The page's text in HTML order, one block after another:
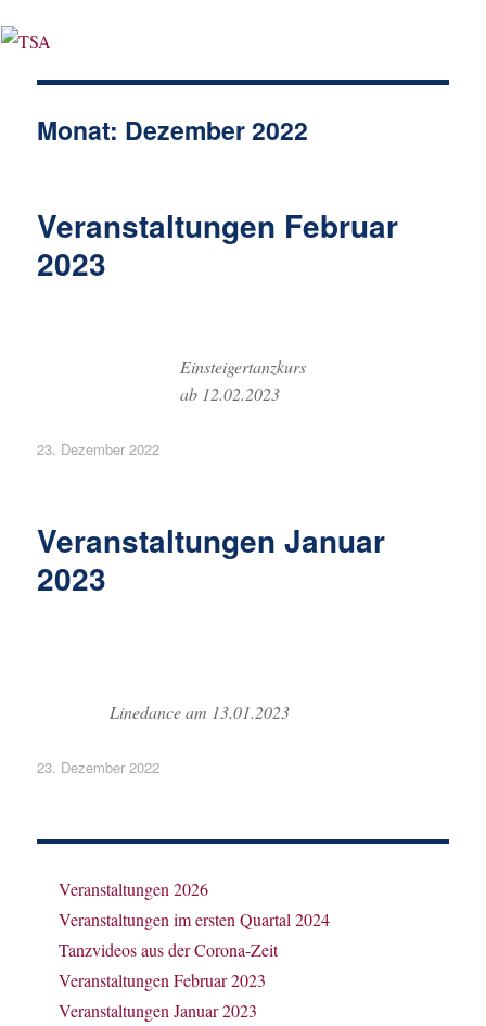
Monat: Dezember 2022
Veranstaltungen Februar
2023
Einsteigertanzkurs
ab 12.02.2023
Veröffentlicht
23. Dezember 2022
Veranstaltungen Januar
2023
Linedance am 13.01.2023
Veröffentlicht
23. Dezember 2022
Veranstaltungen 2026
Veranstaltungen im ersten Quartal 2024
Tanzvideos aus der Corona-Zeit
Veranstaltungen Februar 2023
Veranstaltungen Januar 2023